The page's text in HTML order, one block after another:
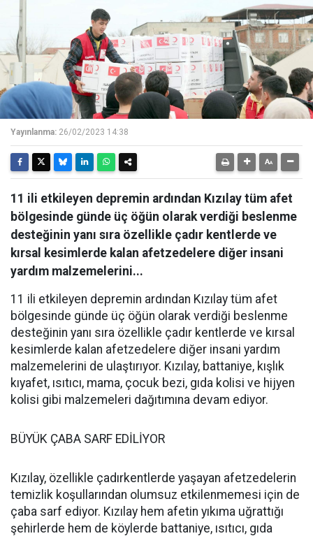
Yayınlanma: 26/02/2023 14:38
11 ili etkileyen depremin ardından Kızılay tüm afet
bölgesinde günde üç öğün olarak verdiği beslenme
desteğinin yanı sıra özellikle çadır kentlerde ve
kırsal kesimlerde kalan afetzedelere diğer insani
yardım malzemelerini...
11 ili etkileyen depremin ardından Kızılay tüm afet
bölgesinde günde üç öğün olarak verdiği beslenme
desteğinin yanı sıra özellikle çadır kentlerde ve kırsal
kesimlerde kalan afetzedelere diğer insani yardım
malzemelerini de ulaştırıyor. Kızılay, battaniye, kışlık
kıyafet, ısıtıcı, mama, çocuk bezi, gıda kolisi ve hijyen
kolisi gibi malzemeleri dağıtımına devam ediyor.
BÜYÜK ÇABA SARF EDİLİYOR
Kızılay, özellikle çadırkentlerde yaşayan afetzedelerin
temizlik koşullarından olumsuz etkilenmemesi için de
çaba sarf ediyor. Kızılay hem afetin yıkıma uğrattığı
şehirlerde hem de köylerde battaniye, ısıtıcı, gıda